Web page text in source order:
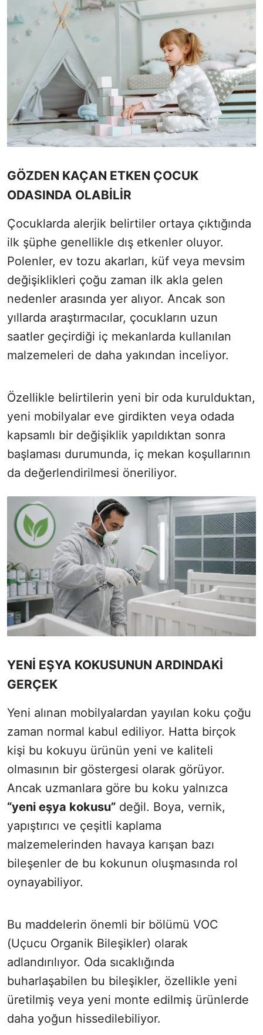
GÖZDEN KAÇAN ETKEN ÇOCUK
ODASINDA OLABİLİR
Çocuklarda alerjik belirtiler ortaya çıktığında
ilk şüphe genellikle dış etkenler oluyor.
Polenler, ev tozu akarları, küf veya mevsim
değişiklikleri çoğu zaman ilk akla gelen
nedenler arasında yer alıyor. Ancak son
yıllarda araştırmacılar, çocukların uzun
saatler geçirdiği iç mekanlarda kullanılan
malzemeleri de daha yakından inceliyor.
Özellikle belirtilerin yeni bir oda kurulduktan,
yeni mobilyalar eve girdikten veya odada
kapsamlı bir değişiklik yapıldıktan sonra
başlaması durumunda, iç mekan koşullarının
da değerlendirilmesi öneriliyor.
YENİ EŞYA KOKUSUNUN ARDINDAKİ
GERÇEK
Yeni alınan mobilyalardan yayılan koku çoğu
zaman normal kabul ediliyor. Hatta birçok
kişi bu kokuyu ürünün yeni ve kaliteli
olmasının bir göstergesi olarak görüyor.
Ancak uzmanlara göre bu koku yalnızca
“yeni eşya kokusu” değil. Boya, vernik,
yapıştırıcı ve çeşitli kaplama
malzemelerinden havaya karışan bazı
bileşenler de bu kokunun oluşmasında rol
oynayabiliyor.
Bu maddelerin önemli bir bölümü VOC
(Uçucu Organik Bileşikler) olarak
adlandırılıyor. Oda sıcaklığında
buharlaşabilen bu bileşikler, özellikle yeni
üretilmiş veya yeni monte edilmiş ürünlerde
daha yoğun hissedilebiliyor.